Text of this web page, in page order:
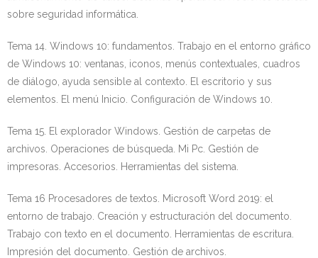
sobre seguridad informática.
Tema 14. Windows 10: fundamentos. Trabajo en el entorno gráfico
de Windows 10: ventanas, iconos, menús contextuales, cuadros
de diálogo, ayuda sensible al contexto. El escritorio y sus
elementos. El menú Inicio. Configuración de Windows 10.
Tema 15. El explorador Windows. Gestión de carpetas de
archivos. Operaciones de búsqueda. Mi Pc. Gestión de
impresoras. Accesorios. Herramientas del sistema.
Tema 16 Procesadores de textos. Microsoft Word 2019: el
entorno de trabajo. Creación y estructuración del documento.
Trabajo con texto en el documento. Herramientas de escritura.
Impresión del documento. Gestión de archivos.